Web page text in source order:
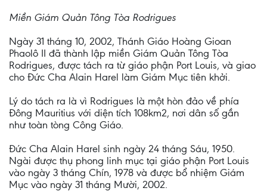
Miền Giám Quản Tông Tòa Rodrigues
Ngày 31 tháng 10, 2002, Thánh Giáo Hoàng Gioan
Phaolô II đã thành lập miền Giám Quản Tông Tòa
Rodrigues, được tách ra từ giáo phận Port Louis, và giao
cho Đức Cha Alain Harel làm Giám Mục tiên khởi.
Lý do tách ra là vì Rodrigues là một hòn đảo về phía
Đông Mauritius với diện tích 108km2, nơi dân số gần
như toàn tòng Công Giáo.
Đức Cha Alain Harel sinh ngày 24 tháng Sáu, 1950.
Ngài được thụ phong linh mục tại giáo phận Port Louis
vào ngày 3 tháng Chín, 1978 và được bổ nhiệm Giám
Mục vào ngày 31 tháng Mười, 2002.